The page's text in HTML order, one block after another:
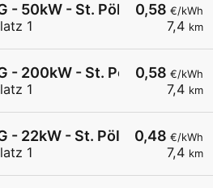
0,58 €/kWh
7,4 km
- 50kW - St. Pölten WKNÖ -
1
0,58 €/kWh
7,4 km
- 200kW - St. Pölten WKNÖ
1
0,48 €/kWh
7,4 km
- 22kW - St. Pölten - WKNÖ
1